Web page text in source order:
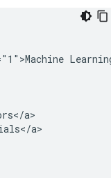
a>
a>